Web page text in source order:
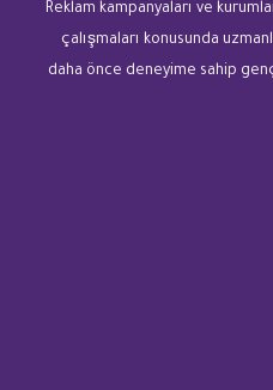
Reklam kampanyaları ve
çalışmaları konusunda
daha önce deneyime sahip